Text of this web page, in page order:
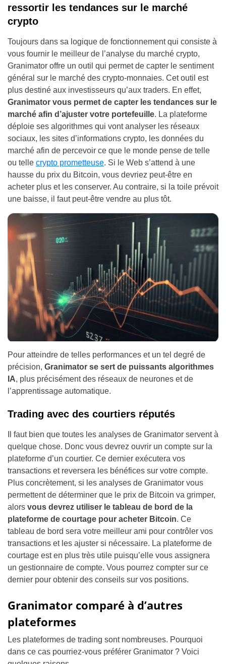
ressortir les tendances sur le marché
crypto
Toujours dans sa logique de fonctionnement qui consiste à
vous fournir le meilleur de l’analyse du marché crypto,
Granimator offre un outil qui permet de capter le sentiment
général sur le marché des crypto-monnaies. Cet outil est
plus destiné aux investisseurs qu’aux traders. En effet,
Granimator vous permet de capter les tendances sur le
marché afin d’ajuster votre portefeuille. La plateforme
déploie ses algorithmes qui vont analyser les réseaux
sociaux, les sites d’informations crypto, les données du
marché afin de percevoir ce que le monde pense de telle
ou telle crypto prometteuse. Si le Web s’attend à une
hausse du prix du Bitcoin, vous devriez peut-être en
acheter plus et les conserver. Au contraire, si la toile prévoit
une baisse, il faut peut-être vendre au plus tôt.
Pour atteindre de telles performances et un tel degré de
précision, Granimator se sert de puissants algorithmes
IA, plus précisément des réseaux de neurones et de
l’apprentissage automatique.
Trading avec des courtiers réputés
Il faut bien que toutes les analyses de Granimator servent à
quelque chose. Donc vous devrez ouvrir un compte sur la
plateforme d’un courtier. Ce dernier exécutera vos
transactions et reversera les bénéfices sur votre compte.
Plus concrètement, si les analyses de Granimator vous
permettent de déterminer que le prix de Bitcoin va grimper,
alors vous devrez utiliser le tableau de bord de la
plateforme de courtage pour acheter Bitcoin. Ce
tableau de bord sera votre meilleur ami pour contrôler vos
transactions et les ajuster si nécessaire. La plateforme de
courtage est en plus très utile puisqu’elle vous assignera
un gestionnaire de compte. Vous pourrez compter sur ce
dernier pour obtenir des conseils sur vos positions.
Granimator comparé à d’autres
plateformes
Les plateformes de trading sont nombreuses. Pourquoi
dans ce cas pourriez-vous préférer Granimator ? Voici